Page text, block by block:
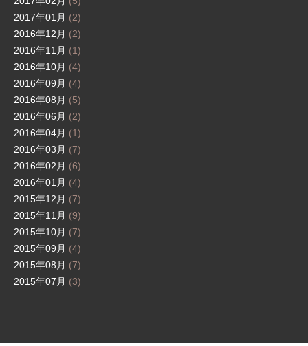
2017年01月 (2)
2016年12月 (2)
2016年11月 (1)
2016年10月 (4)
2016年09月 (4)
2016年08月 (5)
2016年06月 (2)
2016年04月 (1)
2016年03月 (7)
2016年02月 (6)
2016年01月 (4)
2015年12月 (7)
2015年11月 (9)
2015年10月 (7)
2015年09月 (4)
2015年08月 (7)
2015年07月 (3)